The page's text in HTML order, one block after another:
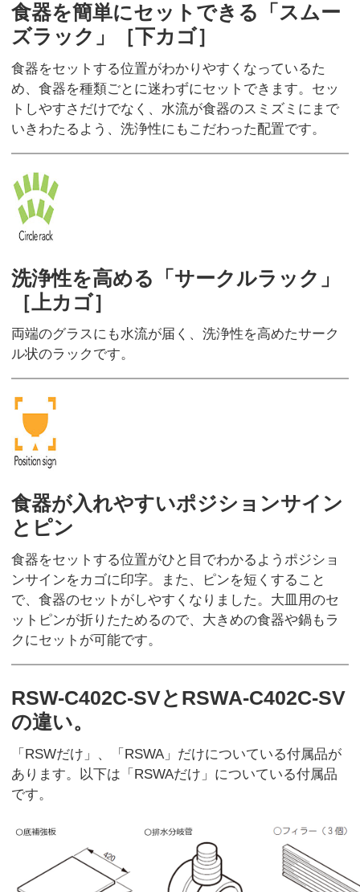
食器を簡単にセットできる「スムー
ズラック」［下カゴ］
食器をセットする位置がわかりやすくなっているた
め、食器を種類ごとに迷わずにセットできます。セッ
トしやすさだけでなく、水流が食器のスミズミにまで
いきわたるよう、洗浄性にもこだわった配置です。
洗浄性を高める「サークルラック」
［上カゴ］
両端のグラスにも水流が届く、洗浄性を高めたサーク
ル状のラックです。
食器が入れやすいポジションサイン
とピン
食器をセットする位置がひと目でわかるようポジショ
ンサインをカゴに印字。また、ピンを短くすること
で、食器のセットがしやすくなりました。大皿用のセ
ットピンが折りたためるので、大きめの食器や鍋もラ
クにセットが可能です。
RSW-C402C-SVとRSWA-C402C-SV
の違い。
「RSWだけ」、「RSWA」だけについている付属品が
あります。以下は「RSWAだけ」についている付属品
です。